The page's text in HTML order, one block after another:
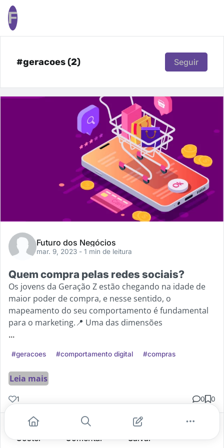
F
#geracoes (2) Seguir
Futuro dos Negócios
mar. 9, 2023 - 1 min de leitura
Quem compra pelas redes sociais?
Os jovens da Geração Z estão chegando na idade de
maior poder de compra, e nesse sentido, o
mapeamento do seu comportamento é fundamental
para o marketing.📍 Uma das dimensões
...
#geracoes #comportamento digital #compras
Leia mais
1 0 0
Gostei Comentar Salvar